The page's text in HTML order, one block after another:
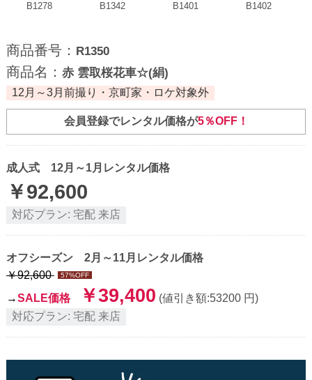
B1278 B1342 B1401 B1402
商品番号： R1350
商品名： 赤 雲取桜花車☆(絹)
12月～3月前撮り・京町家・ロケ対象外
会員登録でレンタル価格が5％OFF！
成人式 12月～1月レンタル価格
￥92,600
対応プラン: 宅配 来店
オフシーズン 2月～11月レンタル価格
￥92,600 57%OFF
→SALE価格 ￥39,400 (値引き額:53200円)
対応プラン: 宅配 来店